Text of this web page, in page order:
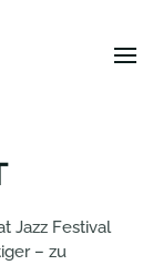
Jazz Festival
– zu